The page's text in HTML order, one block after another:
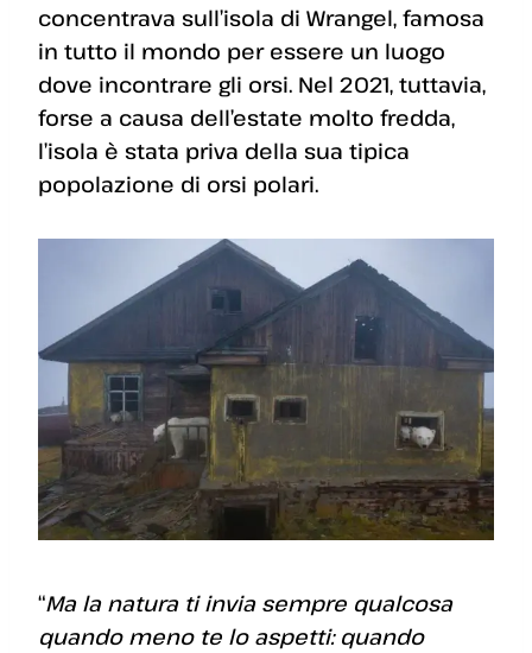
concentrava sull’isola di Wrangel, famosa
in tutto il mondo per essere un luogo
dove incontrare gli orsi. Nel 2021, tuttavia,
forse a causa dell’estate molto fredda,
l’isola è stata priva della sua tipica
popolazione di orsi polari.
“Ma la natura ti invia sempre qualcosa
quando meno te lo aspetti: quando